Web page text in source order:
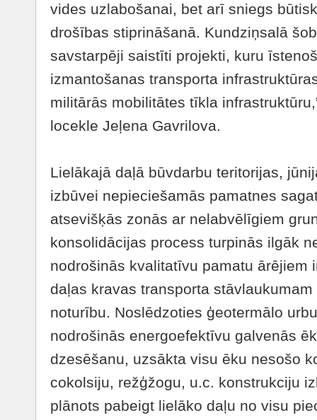
vides uzlabošanai, bet arī sniegs
drošības stiprināšanā. Kundziņsalā
savstarpēji saistīti projekti, kuru
izmantošanas transporta
militārās mobilitātes tīkla
locekle Jeļena Gavrilova.
Lielākajā daļā būvdarbu teritorijas,
izbūvei nepieciešamās pamatnes
atsevišķās zonās ar nelabvēlīgiem
konsolidācijas process turpinās ilgāk
nodrošinās kvalitatīvu pamatu ārējiem
daļas kravas transporta
noturību. Noslēdzoties ģeotermālo
nodrošinās energoefektīvu galvenās
dzesēšanu, uzsākta visu ēku nesošo
cokolsiju, režģžogu, u.c. konstrukciju
plānots pabeigt lielāko daļu no visu